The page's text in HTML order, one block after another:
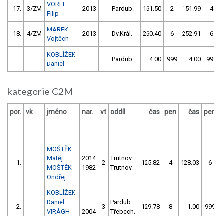
17. 3/ZM
VOREL
Filip
2013 Pardub. 161.50 2 151.99 4
18. 4/ZM
MAREK
Vojtěch
2013 Dv.Král. 260.40 6 252.91 6
KOBLÍŽEK
Daniel
Pardub. 4.00 999 4.00 999
kategorie C2M
por. vk jméno nar. vt oddíl čas pen čas pen
1.
MOŠTĚK
Matěj
MOŠTĚK
Ondřej
2014
1982
2
Trutnov
Trutnov
125.82 4 128.03 6
2.
KOBLÍŽEK
Daniel
VIRÁGH
2004
3
Pardub.
Třebech.
129.78 8 1.00 999